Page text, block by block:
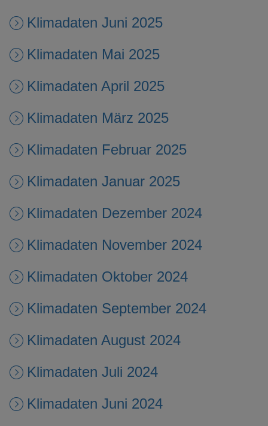
Klimadaten Juni 2025
Klimadaten Mai 2025
Klimadaten April 2025
Klimadaten März 2025
Klimadaten Februar 2025
Klimadaten Januar 2025
Klimadaten Dezember 2024
Klimadaten November 2024
Klimadaten Oktober 2024
Klimadaten September 2024
Klimadaten August 2024
Klimadaten Juli 2024
Klimadaten Juni 2024